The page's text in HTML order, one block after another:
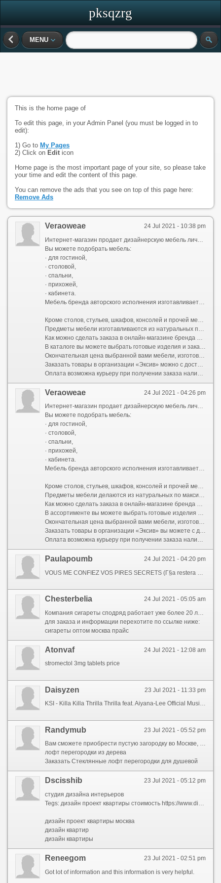
pksqzrg
MENU
This is the home page of
To edit this page, in your Admin Panel (you must be logged in to
edit):
1) Go to My Pages
2) Click on Edit icon
Home page is the most important page of your site, so please take
your time and edit the content of this page.
You can remove the ads that you see on top of this page here:
Remove Ads
24 Jul 2021 - 10:38 pm
Veraoweae
Вы можете подобрать мебель:
· для гостиной,
· столовой,
· спальни,
· прихожей,
· кабинета.
Мебель бренда авторского исполнения изготавливается в различных стилях. Покупатели могут выбрать дизайнерские мебельные комплекты для комнат, выполненных в классическом, скандинавском стиле, провансе, арт-деко, модерне, минимализме.
Кроме столов, стульев, шкафов, консолей и прочей мебели на портале компании «Эксив» можно подобрать дизайнерские предметы декора, которые дополнят интерьер и дадут помещению особенность. Зеркала, люстры, торшеры, бра, светильники вы можете подобрать для каждой комнаты, прихожей, лоджии, террасы, напольные зеркала https://fsmodshub.com/.
Предметы мебели изготавливаются из натуральных по максимуму материалов с качественной фирменной фурнитурой. Для обивки мягкой мебели используются: велюр, натуральная и экокожа, рогожка, нубук, микровельвет, шенил. Каркас делается из массива дерева.
Как можно сделать заказа в онлайн-магазине бренда Exiv
В каталоге вы можете выбрать готовые изделия и заказать изготовление мебели нужной вам конфигурации по личным размерам. При всем этом у вас будет возможность кроме этого найти цвет материала отделки.
Окончательная цена выбранной вами мебели, изготовленной на заказ, будет зависеть от материала и размеров. Чтобы уточнить цену, позвоните менеджеру по телефонам, обозначенным на сайте. По заказу мебель делается в среднем в течение 2-3 недель. Помимо этого можно забронировать на 5 дней понравившиеся предметы, которые будут отложены специально для вас до оплаты.
Заказать товары в организации «Эксив» можно с доставкой по Москве, Подмосковью и отправкой транспортными компаниями во все регионы России. Цена доставки по Москве - 1000 р. Чтобы узнать стоимость доставки в другие города, позвоните консультанту либо задайте вопрос в форме обратной связи.
Оплата возможна курьеру при получении заказа наличными либо банковской картой. Также вы можете оплатить товар на портале либо по безналичному расчету. В случае если заказ отправляется в регионы, требуется полная предоплата.
24 Jul 2021 - 04:26 pm
Veraoweae
Интернет-магазин продает дизайнерскую мебель личного производства по привлекательным ценам. В случае если не хотите приобретать стандартные мебельные гарнитуры, а желаете выбрать модели определенного стиля, которые будут гармонично сочетаться и станут украшением любого помещения, тогда загляните в каталог онлайн-магазина.
Вы можете подобрать мебель:
· для гостиной,
· столовой,
· спальни,
· прихожей,
· кабинета.
Мебель бренда авторского исполнения изготавливается в различных стилях. Покупатели смогут выбрать дизайнерские мебельные комплекты для комнат, выполненных в классическом, скандинавском стиле, провансе, арт-деко, модерне, минимализме.
Кроме столов, стульев, шкафов, консолей и прочей мебели на портале организации «Эксив» вы можете выбрать дизайнерские предметы декора, которые дополнят интерьер и придадут помещению особенность. Зеркала, люстры, торшеры, бра, светильники вы можете подобрать для каждой комнаты, прихожей, лоджии, террасы, напольные зеркала https://fsmodshub.com/.
Предметы мебели делаются из натуральных по максимуму материалов с качественной фирменной фурнитурой. Для обивки мягкой мебели используются: велюр, натуральная и экокожа, рогожка, нубук, микровельвет, шенил. Каркас делается из массива дерева.
Как можно сделать заказа в онлайн-магазине бренда Exiv
В ассортименте вы можете выбрать готовые изделия и заказать изготовление мебели нужной для вас конфигурации по индивидуальным размерам. При всем этом у вас будет возможность помимо этого выбрать цвет материала отделки.
Окончательная цена выбранной вами мебели, изготовленной на заказ, будет зависеть от материала и размеров. Чтобы уточнить стоимость, позвоните менеджеру по телефонам, обозначенным на веб-сайте. По заказу мебель изготавливается в среднем в течение 2-3 недель. Также вы можете забронировать на 5 дней понравившиеся предметы, которые будут отложены специально для вас до оплаты.
Заказать товары в организации «Эксив» вы можете с доставкой по Москве, Подмосковью и отправкой транспортными компаниями во все регионы Рф. Цена доставки по Москве - 1000 р. Для того чтобы узнать стоимость доставки в другие города, позвоните консультанту или задайте вопрос в форме обратной связи.
Оплата возможна курьеру при получении заказа наличными или банковской картой. Помимо этого можно оплатить товар на сайте либо по безналичному расчету. В случае если заказ отправляется в регионы, необходимо полная предоплата.
24 Jul 2021 - 04:20 pm
Paulapoumb
24 Jul 2021 - 05:05 am
Chesterbelia
для заказа и информации перехотите по ссылке ниже:
сигареты оптом москва прайс
24 Jul 2021 - 12:08 am
Atonvaf
stromectol 3mg tablets price
23 Jul 2021 - 11:33 pm
Daisyzen
KSI - Killa Killa Thrilla Thrilla feat. Aiyana-Lee Official Music Video
23 Jul 2021 - 05:52 pm
Randymub
Вам сможете приобрести пустую загородку во Москве, со безвозмездной доставкой также монтажом, во нашей фирме.
лофт перегородки из дерева
Заказать Стеклянные лофт перегородки для душевой
23 Jul 2021 - 05:12 pm
Dscisshib
студия дизайна интерьеров
Tegs: дизайн проект квартиры стоимость https://www.dizayn-studio.ru/dizayn/dizayn-proekt-kvartiry
дизайн проект квартиры москва
дизайн квартир
дизайн квартиры
23 Jul 2021 - 02:51 pm
Reneegom
Got lot of information and this information is very helpful.